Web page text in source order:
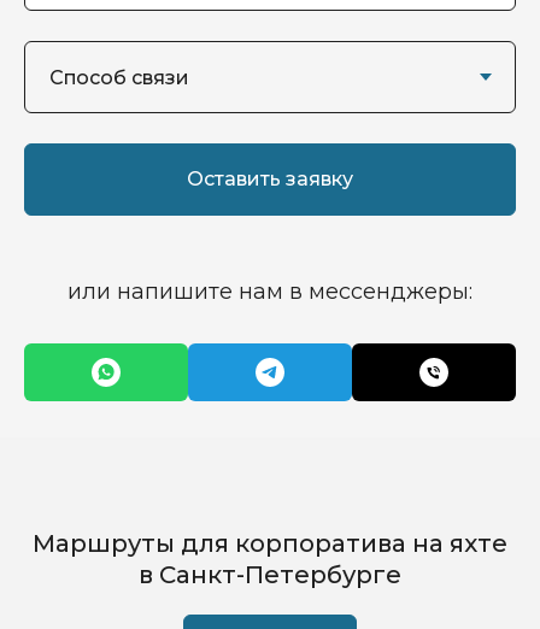
Оставить заявку
или напишите нам в мессенджеры:
Маршруты для корпоратива на яхте
в Санкт-Петербурге